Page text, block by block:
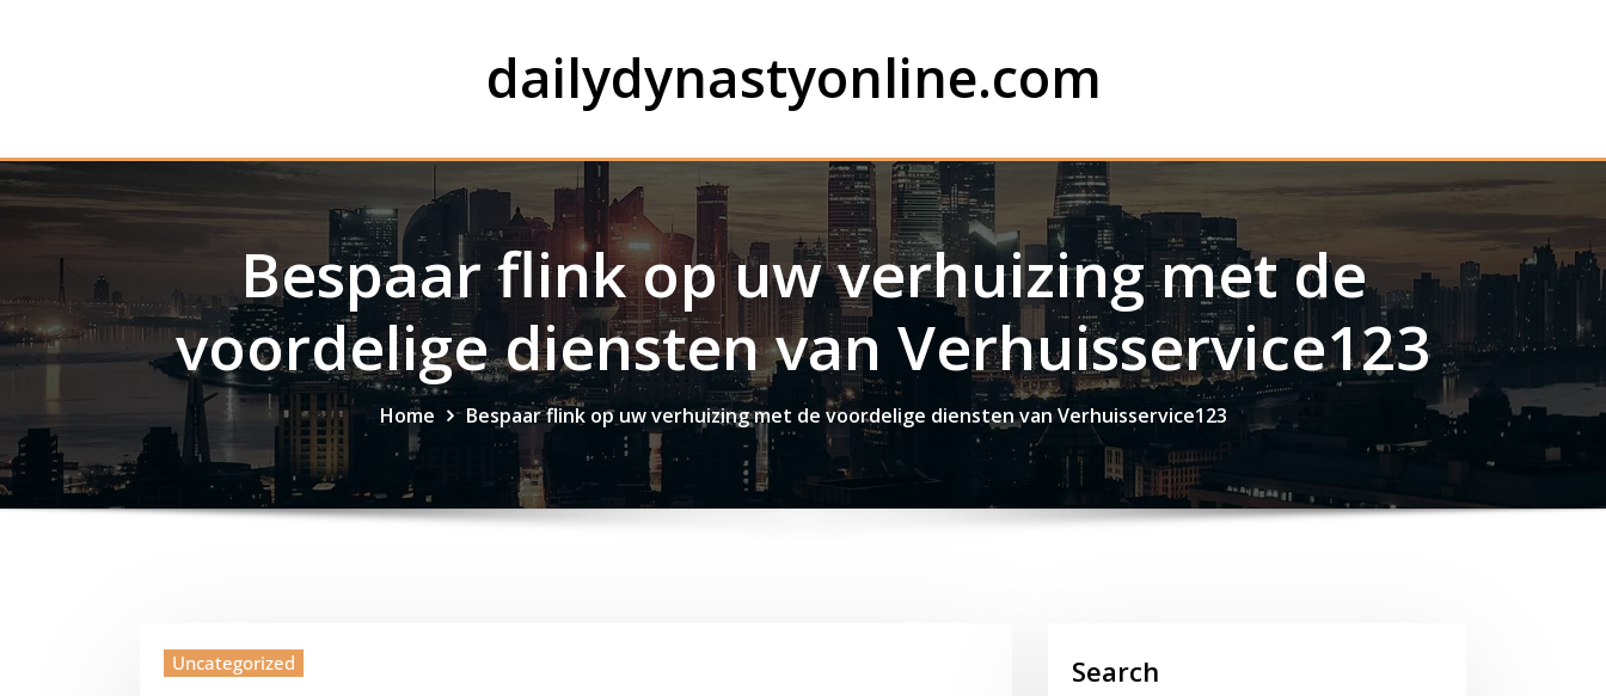
dailydynastyonline.com
Bespaar flink op uw verhuizing met de
voordelige diensten van Verhuisservice123
Home Bespaar flink op uw verhuizing met de voordelige diensten van Verhuisservice123
Uncategorized Search